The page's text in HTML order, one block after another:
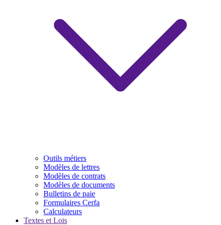
Outils métiers
Modèles de lettres
Modèles de contrats
Modèles de documents
Bulletins de paie
Formulaires Cerfa
Calculateurs
Textes et Lois